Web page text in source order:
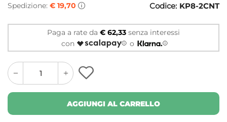
Spedizione: € 19,70 Codice: KP8-2CNT
Paga a rate da € 62,33 senza interessi
con
o
quantity
button
quantity
minus
button
AGGIUNGI AL CARRELLO